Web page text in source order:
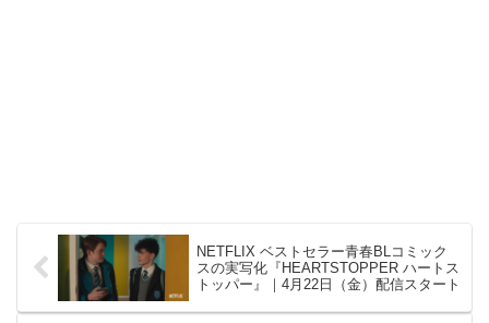
NETFLIX ベストセラー青春BLコミック
スの実写化『HEARTSTOPPER ハートス
トッパー』｜4月22日（金）配信スタート